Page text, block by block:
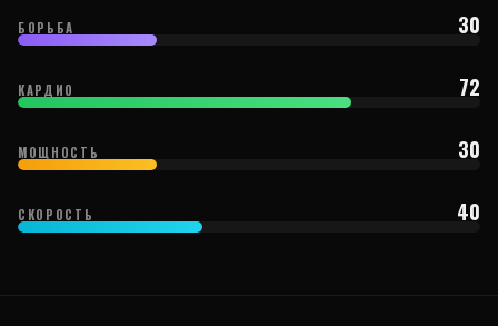
БОРЬБА 30
КАРДИО 72
МОЩНОСТЬ 30
СКОРОСТЬ 40